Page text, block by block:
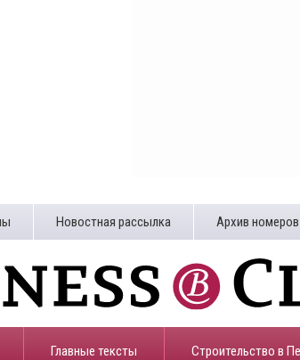
Новостная рассылка Архив номеров
Главные тексты Строительство в